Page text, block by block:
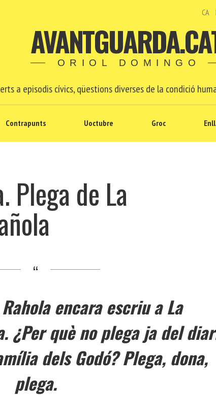
CA
ORIOL DOMINGO
a episodis cívics, qüestions diverses de la condició
Contrapunts Uoctubre Groc
Plega de La
encara escriu a La
¿Per què no plega ja del
dels Godó? Plega, dona,
plega.